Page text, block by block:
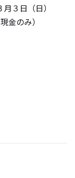
３日（日）
金のみ）